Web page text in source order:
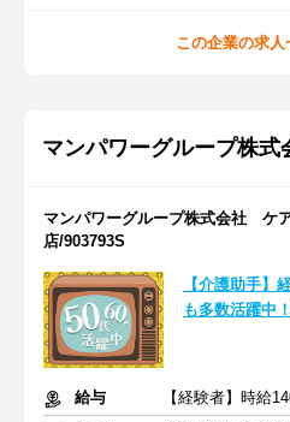
この企業の求人
マンパワーグループ株式
マンパワーグループ株式会社 ケ
店/903793S
【介護助手】
も多数活躍中
給与